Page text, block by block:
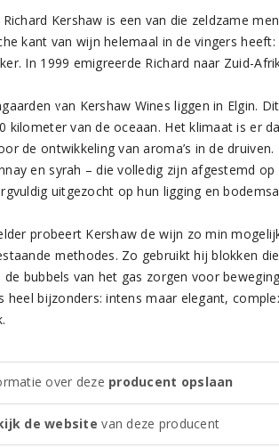
Kershaw is een van die zeldzame
kant van wijn helemaal in de vingers
In 1999 emigreerde Richard naar Zuid-
van Kershaw Wines liggen in Elgin.
kilometer van de oceaan. Het klimaat is er
de ontwikkeling van aroma’s in de
en syrah – die volledig zijn afgestemd
uitgezocht op hun ligging en
probeert Kershaw de wijn zo min
methodes. Zo gebruikt hij blokken
de bubbels van het gas zorgen voor
heel bijzonders: intens maar elegant,
over deze producent opslaan
de website van deze producent